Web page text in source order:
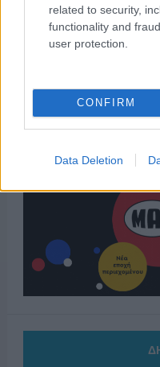
related to security,
functionality and
user protection.
CONFIRM
Data Deletion